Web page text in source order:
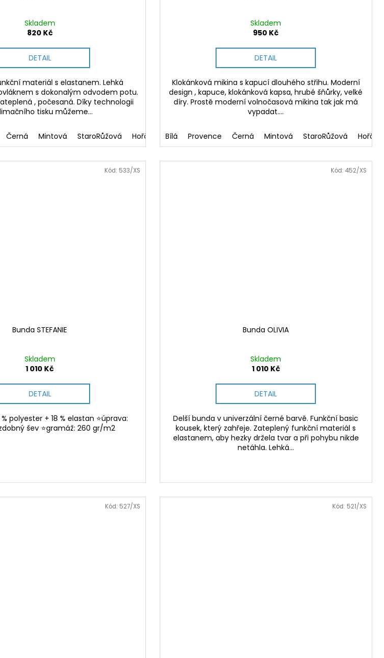
Skladem
820 Kč
DETAIL
materiál s elastanem. Lehká
s dokonalým odvodem potu.
, počesaná. Díky technologii
tisku můžeme...
Černá Mintová StaroRůžová Hořčicová
Skladem
950 Kč
DETAIL
Klokánková mikina s kapucí dlouhého střihu. Moderní
design , kapuce, klokánková kapsa, hrubé šňůrky, velké
díry. Prostě moderní volnočasová mikina tak jak má
vypadat....
Bílá Provence Černá Mintová StaroRůžová
Bunda STEFANIE
Skladem
1 010 Kč
DETAIL
polyester + 18 % elastan ⭐úprava:
šev ⭐gramáž: 260 gr/m2
Kód: 533/XS
Bunda OLIVIA
Skladem
1 010 Kč
DETAIL
Delší bunda v univerzální černé barvě. Funkční basic
kousek, který zahřeje. Zateplený funkční materiál s
elastanem, aby hezky držela tvar a při pohybu nikde
netáhla. Lehká...
Kód: 452/XS
Kód: 527/XS Kód: 521/XS